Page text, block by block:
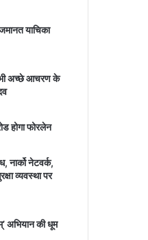
याचिका
भी अच्छे आचरण के
होगा फोरलेन
नार्को नेटवर्क,
व्यवस्था पर
अभियान की धूम